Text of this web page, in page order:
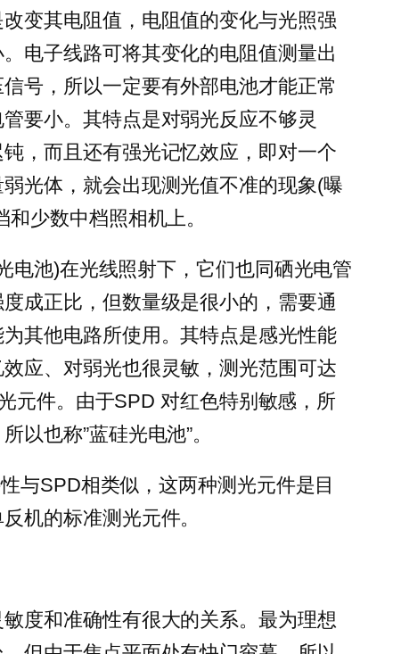
变其电阻值，电阻值的变化与光照强
电子线路可将其变化的电阻值测量出
号，所以一定要有外部电池才能正常
要小。其特点是对弱光反应不够灵
，而且还有强光记忆效应，即对一个
光体，就会出现测光值不准的现象(曝
少数中档照相机上。
电池)在光线照射下，它们也同硒光电管
成正比，但数量级是很小的，需要通
其他电路所使用。其特点是感光性能
应、对弱光也很灵敏，测光范围可达
元件。由于SPD 对红色特别敏感，所
以也称”蓝硅光电池”。
与SPD相类似，这两种测光元件是目
机的标准测光元件。
度和准确性有很大的关系。最为理想